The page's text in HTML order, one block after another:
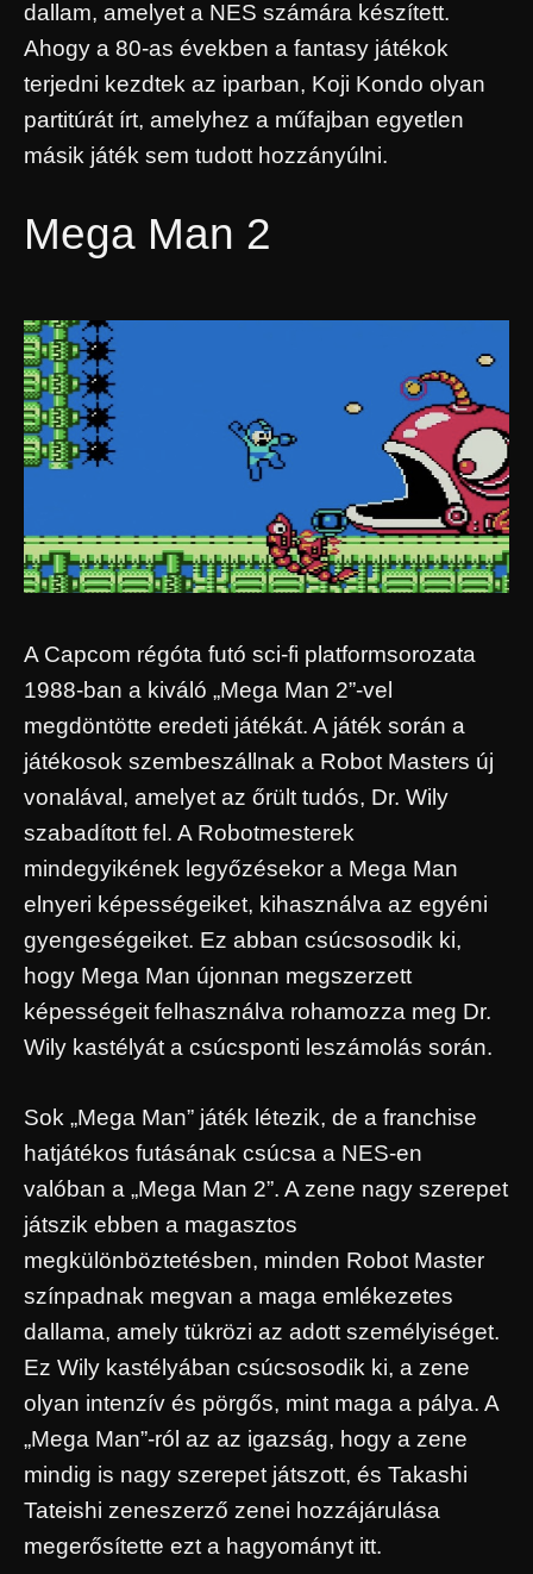
dallam, amelyet a NES számára készített.
Ahogy a 80-as években a fantasy játékok
terjedni kezdtek az iparban, Koji Kondo olyan
partitúrát írt, amelyhez a műfajban egyetlen
másik játék sem tudott hozzányúlni.
Mega Man 2
A Capcom régóta futó sci-fi platformsorozata
1988-ban a kiváló „Mega Man 2”-vel
megdöntötte eredeti játékát. A játék során a
játékosok szembeszállnak a Robot Masters új
vonalával, amelyet az őrült tudós, Dr. Wily
szabadított fel. A Robotmesterek
mindegyikének legyőzésekor a Mega Man
elnyeri képességeiket, kihasználva az egyéni
gyengeségeiket. Ez abban csúcsosodik ki,
hogy Mega Man újonnan megszerzett
képességeit felhasználva rohamozza meg Dr.
Wily kastélyát a csúcsponti leszámolás során.
Sok „Mega Man” játék létezik, de a franchise
hatjátékos futásának csúcsa a NES-en
valóban a „Mega Man 2”. A zene nagy szerepet
játszik ebben a magasztos
megkülönböztetésben, minden Robot Master
színpadnak megvan a maga emlékezetes
dallama, amely tükrözi az adott személyiséget.
Ez Wily kastélyában csúcsosodik ki, a zene
olyan intenzív és pörgős, mint maga a pálya. A
„Mega Man”-ról az az igazság, hogy a zene
mindig is nagy szerepet játszott, és Takashi
Tateishi zeneszerző zenei hozzájárulása
megerősítette ezt a hagyományt itt.